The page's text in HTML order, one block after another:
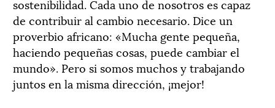
sostenibilidad. Cada uno de nosotros es capaz
de contribuir al cambio necesario. Dice un
proverbio africano: «Mucha gente pequeña,
haciendo pequeñas cosas, puede cambiar el
mundo». Pero si somos muchos y trabajando
juntos en la misma dirección, ¡mejor!